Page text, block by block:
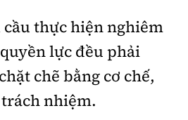
thực hiện nghiêm
lực đều phải
chẽ bằng cơ chế,
nhiệm.